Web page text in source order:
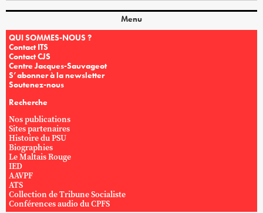
Menu
QUI SOMMES-NOUS ?
Contact ITS
Contact CJS
Centre Jacques-Sauvageot
S’abonner à la newsletter
Soutenez-nous
Recherche
Nos publications
Sites partenaires
Histoire du PSU
Biographies
Le Maltais Rouge
IED
AAVPF
ATS
Collection de Tribune Socialiste
Conférences audio du CPFS